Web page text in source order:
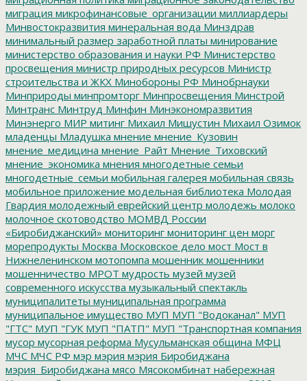
миграция микрофинансовые_организации миллиардеры
Минвостокразвития минеральная вода Минздрав
минимальный размер заработной платы минирование
министерство образования и науки РФ Министерство
просвещения министр природных ресурсов Министр
строительства и ЖКХ Минобороны РФ Минобрнауки
Минприроды минпромторг Минпросвещения Минстрой
Минтранс Минтруд Минфин Минэкономразвития
Минэнерго МИР митинг Михаил Мишустин Михаил Озимок
младенцы Младушка мнение мнение_Кузовин
мнение_медицина мнение_Райт Мнение_Тиховский
мнение_экономика мнения многодетные семьи
многодетные_семьи мобильная галерея мобильная связь
мобильное приложение модельная библиотека Молодая
Гвардия молодежный еврейский центр молодежь молоко
молочное скотоводство МОМВД России
«Биробиджанский» мониторинг мониторинг цен морг
морепродукты Москва Московское дело мост Мост в
Нижнеленинском мотопомпа мошенник мошенники
мошенничество МРОТ мудрость музей музей
современного искусства музыкальный спектакль
муниципалитеты муниципальная программа
муниципальное имущество МУП МУП "Водоканал" МУП
"ГТС" МУП "ГУК МУП "ПАТП" МУП "Транспортная компания
мусор мусорная реформа Мусульманская община МФЦ
МЧС МЧС РФ мэр мэрия мэрия Биробиджана
мэрия_Биробиджана мясо Мясокомбинат набережная